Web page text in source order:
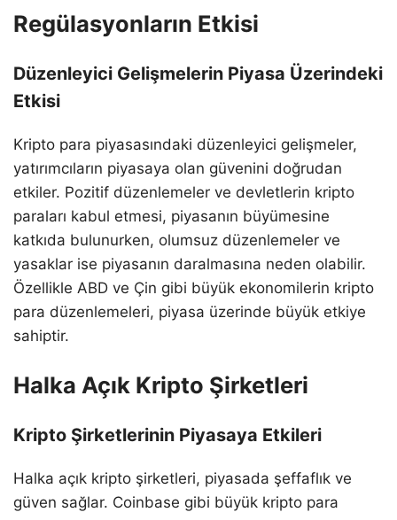
Regülasyonların Etkisi
Düzenleyici Gelişmelerin Piyasa Üzerindeki
Etkisi
Kripto para piyasasındaki düzenleyici gelişmeler,
yatırımcıların piyasaya olan güvenini doğrudan
etkiler. Pozitif düzenlemeler ve devletlerin kripto
paraları kabul etmesi, piyasanın büyümesine
katkıda bulunurken, olumsuz düzenlemeler ve
yasaklar ise piyasanın daralmasına neden olabilir.
Özellikle ABD ve Çin gibi büyük ekonomilerin kripto
para düzenlemeleri, piyasa üzerinde büyük etkiye
sahiptir.
Halka Açık Kripto Şirketleri
Kripto Şirketlerinin Piyasaya Etkileri
Halka açık kripto şirketleri, piyasada şeffaflık ve
güven sağlar. Coinbase gibi büyük kripto para